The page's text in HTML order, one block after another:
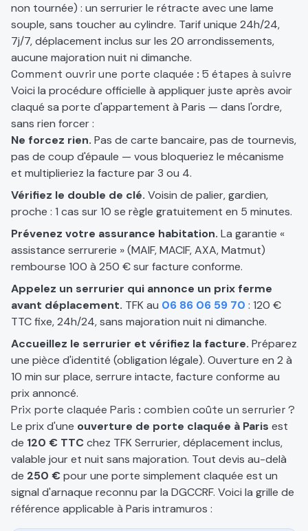
non tournée) : un serrurier le rétracte avec une lame
souple, sans toucher au cylindre. Tarif unique 24h/24,
7j/7, déplacement inclus sur les 20 arrondissements,
aucune majoration nuit ni dimanche.
Comment ouvrir une porte claquée : 5 étapes à suivre
Voici la procédure officielle à appliquer juste après avoir
claqué sa porte d'appartement à Paris — dans l'ordre,
sans rien forcer :
Ne forcez rien. Pas de carte bancaire, pas de tournevis,
pas de coup d'épaule — vous bloqueriez le mécanisme
et multiplieriez la facture par 3 ou 4.
Vérifiez le double de clé. Voisin de palier, gardien,
proche : 1 cas sur 10 se règle gratuitement en 5 minutes.
Prévenez votre assurance habitation. La garantie «
assistance serrurerie » (MAIF, MACIF, AXA, Matmut)
rembourse 100 à 250 € sur facture conforme.
Appelez un serrurier qui annonce un prix ferme
avant déplacement. TFK au 06 86 06 59 70 : 120 €
TTC fixe, 24h/24, sans majoration nuit ni dimanche.
Accueillez le serrurier et vérifiez la facture. Préparez
une pièce d'identité (obligation légale). Ouverture en 2 à
10 min sur place, serrure intacte, facture conforme au
prix annoncé.
Prix porte claquée Paris : combien coûte un serrurier ?
Le prix d'une ouverture de porte claquée à Paris est
de 120 € TTCchez TFK Serrurier, déplacement inclus,
valable jour et nuit sans majoration. Tout devis au-delà
de 250 € pour une porte simplement claquée est un
signal d'arnaque reconnu par la DGCCRF. Voici la grille de
référence applicable à Paris intramuros :